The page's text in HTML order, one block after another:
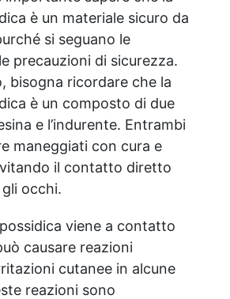
è un materiale sicuro da
si seguano le
precauzioni di sicurezza.
bisogna ricordare che la
è un composto di due
e l’indurente. Entrambi
maneggiati con cura e
il contatto diretto
occhi.
viene a contatto
causare reazioni
cutanee in alcune
reazioni sono